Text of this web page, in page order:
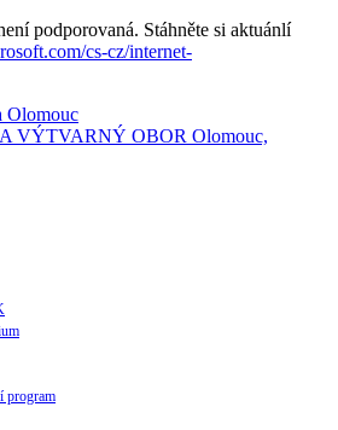
podporovaná. Stáhněte si aktuánlí
cs-cz/internet-
VÝTVARNÝ OBOR Olomouc,
program